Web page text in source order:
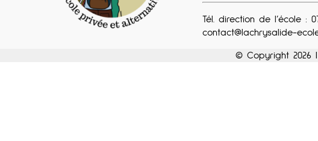
Tél. direction de l’école :
contact@lachrysalide-
© Copyright2026